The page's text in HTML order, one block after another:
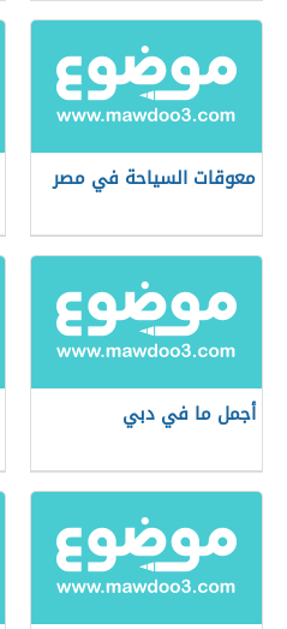
معوقات السياحة في مصر
أجمل ما في دبي